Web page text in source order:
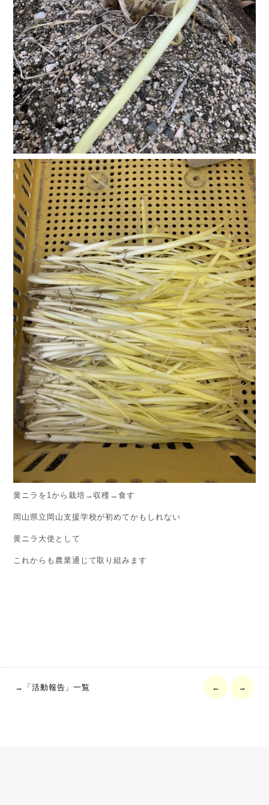
黄ニラを1から栽培→収穫→食す
岡山県立岡山支援学校が初めてかもしれない
黄ニラ大使として
これからも農業通じて取り組みます
→「活動報告」一覧 ← →